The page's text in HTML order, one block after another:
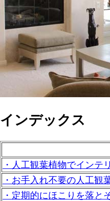
インデックス
・人工観葉植物でインテ
・お手入れ不要の人工観
・定期的にほこりを落と